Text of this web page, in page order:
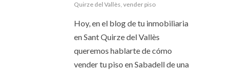
Quirze del Vallès, vender piso
Hoy, en el blog de tu inmobiliaria
en Sant Quirze del Vallès
queremos hablarte de cómo
vender tu piso en Sabadell de una